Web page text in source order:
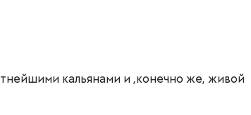
кальянами и ,конечно же, живой